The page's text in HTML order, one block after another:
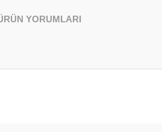
YORUMLARI